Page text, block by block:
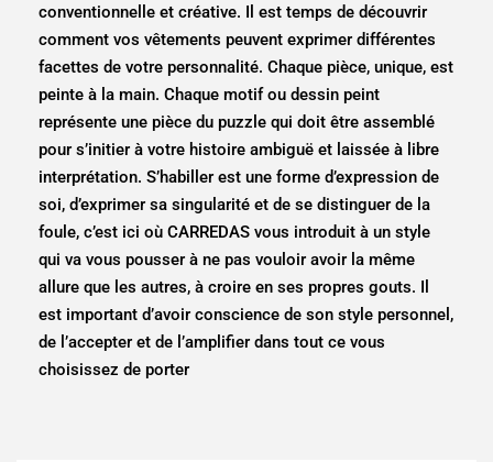
conventionnelle et créative. Il est temps de découvrir
comment vos vêtements peuvent exprimer différentes
facettes de votre personnalité. Chaque pièce, unique, est
peinte à la main. Chaque motif ou dessin peint
représente une pièce du puzzle qui doit être assemblé
pour s’initier à votre histoire ambiguë et laissée à libre
interprétation. S’habiller est une forme d’expression de
soi, d’exprimer sa singularité et de se distinguer de la
foule, c’est ici où CARREDAS vous introduit à un style
qui va vous pousser à ne pas vouloir avoir la même
allure que les autres, à croire en ses propres gouts. Il
est important d’avoir conscience de son style personnel,
de l’accepter et de l’amplifier dans tout ce vous
choisissez de porter